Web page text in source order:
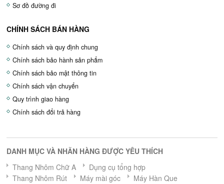
Sơ đồ đường đi
CHÍNH SÁCH BÁN HÀNG
Chính sách và quy định chung
Chính sách bảo hành sản phẩm
Chính sách bảo mật thông tin
Chính sách vận chuyển
Quy trình giao hàng
Chính sách đổi trả hàng
DANH MỤC VÀ NHÃN HÀNG ĐƯỢC YÊU THÍCH
Thang Nhôm Chữ A
Dụng cụ tổng hợp
Thang Nhôm Rút
Máy mài góc Máy Hàn Que